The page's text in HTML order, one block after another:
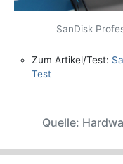
SanDisk
Zum Artikel/Test:
Test
Quelle: